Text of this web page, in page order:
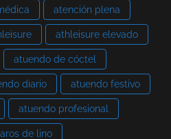
atención plena
athleisure elevado
atuendo de cóctel
diario atuendo festivo
atuendo profesional
de lino